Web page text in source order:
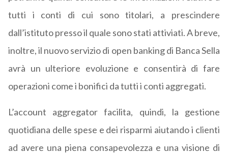
tutti i conti di cui sono titolari, a prescindere
dall’istituto presso il quale sono stati attiviati. A breve,
inoltre, il nuovo servizio di open banking di Banca Sella
avrà un ulteriore evoluzione e consentirà di fare
operazioni come i bonifici da tutti i conti aggregati.
L’account aggregator facilita, quindi, la gestione
quotidiana delle spese e dei risparmi aiutando i clienti
ad avere una piena consapevolezza e una visione di